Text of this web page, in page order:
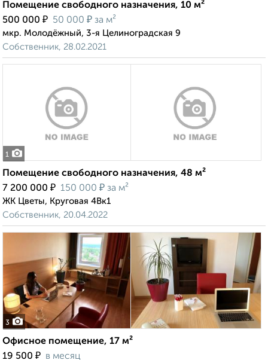
Помещение свободного назначения, 10 м²
500 000 ₽ 50 000 ₽ за м²
мкр. Молодёжный, 3-я Целиноградская 9
Собственник, 28.02.2021
1
Помещение свободного назначения, 48 м²
7 200 000 ₽ 150 000 ₽ за м²
ЖК Цветы, Круговая 4Вк1
Собственник, 20.04.2022
3
Офисное помещение, 17 м²
19 500 ₽ в месяц